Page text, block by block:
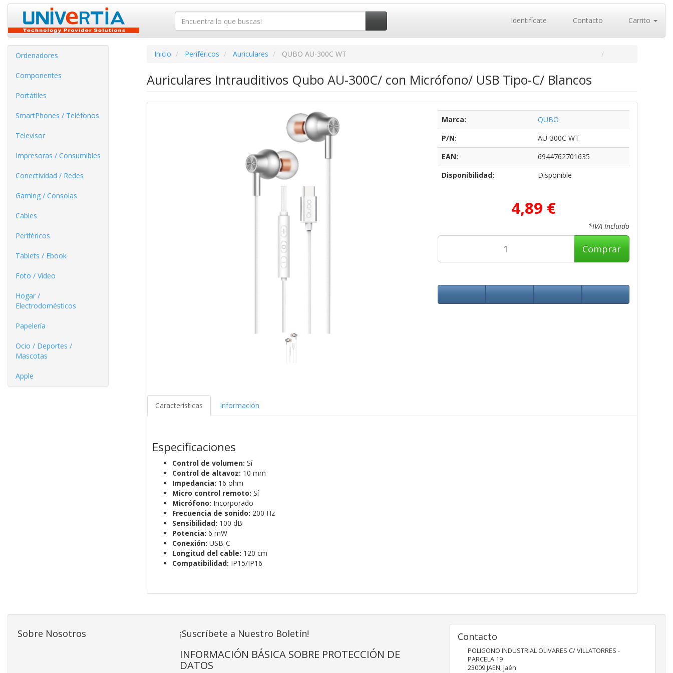
Identifícate Contacto Carrito
Ordenadores
Componentes
Portátiles
SmartPhones / Teléfonos
Televisor
Impresoras / Consumibles
Conectividad / Redes
Gaming / Consolas
Cables
Periféricos
Tablets / Ebook
Foto / Video
Hogar /
Electrodomésticos
Papelería
Ocio / Deportes /
Mascotas
Apple
Inicio Periféricos Auriculares QUBO AU-300C WT
Auriculares Intrauditivos Qubo AU-300C/ con Micrófono/ USB Tipo-C/ Blancos
Marca:
QUBO
P/N:
AU-300C WT
EAN:
6944762701635
Disponibilidad:
Disponible
4,89 €
*IVA Incluido
Comprar
Características Información
Especificaciones
Control de volumen: Sí
Control de altavoz: 10 mm
Impedancia: 16 ohm
Micro control remoto: Sí
Micrófono: Incorporado
Frecuencia de sonido: 200 Hz
Sensibilidad: 100 dB
Potencia: 6 mW
Conexión: USB-C
Longitud del cable: 120 cm
Compatibilidad: IP15/IP16
Sobre Nosotros ¡Suscríbete a Nuestro Boletín!
INFORMACIÓN BÁSICA SOBRE PROTECCIÓN DE
DATOS
Contacto
POLIGONO INDUSTRIAL OLIVARES C/ VILLATORRES -
PARCELA 19
23009JAEN,Jaén